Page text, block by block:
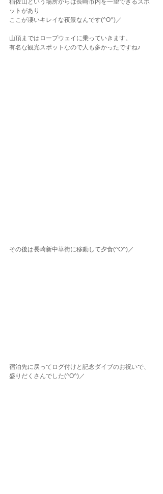
稲佐山という場所からは長崎市内を一望できるスポ
ットがあり
ここが凄いキレイな夜景なんです(^O^)／
山頂まではロープウェイに乗っていきます。
有名な観光スポットなので人も多かったですね♪
その後は長崎新中華街に移動して夕食(^O^)／
宿泊先に戻ってログ付けと記念ダイブのお祝いで、
盛りだくさんでした(^O^)／